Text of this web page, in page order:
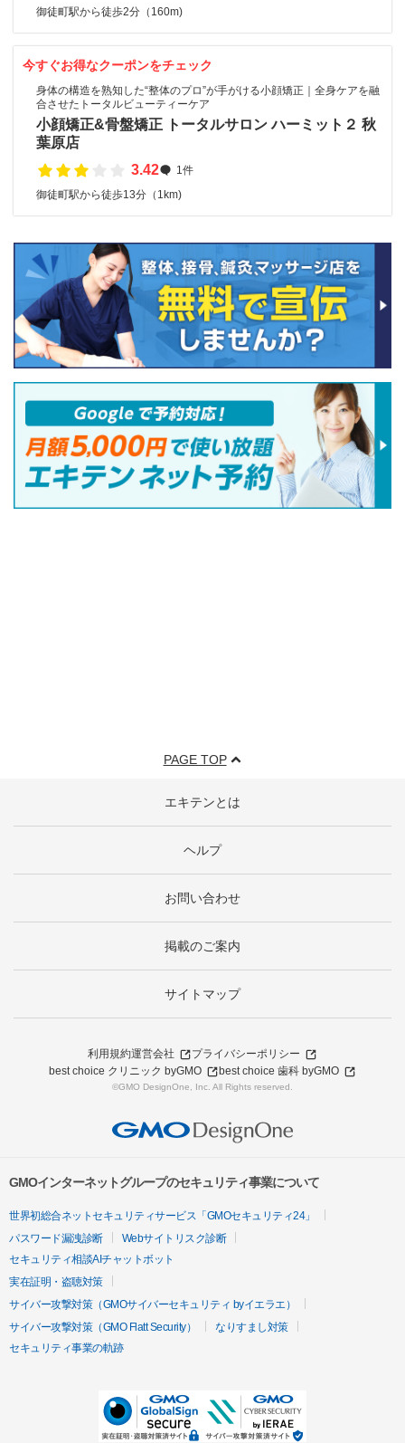
御徒町駅から徒歩2分（160m)
今すぐお得なクーポンをチェック
身体の構造を熟知した“整体のプロ”が手がける小顔矯正｜全身ケアを融
合させたトータルビューティーケア
小顔矯正&骨盤矯正 トータルサロン ハーミット２ 秋
葉原店
3.42
1件
御徒町駅から徒歩13分（1km)
PAGE TOP
エキテンとは
ヘルプ
お問い合わせ
掲載のご案内
サイトマップ
利用規約運営会社
プライバシーポリシー
best choice クリニック byGMO
best choice 歯科 byGMO
©GMO DesignOne, Inc. All Rights reserved.
GMOインターネットグループのセキュリティ事業について
世界初総合ネットセキュリティサービス「GMOセキュリティ24」
パスワード漏洩診断
Webサイトリスク診断
セキュリティ相談AIチャットボット
実在証明・盗聴対策
サイバー攻撃対策（GMOサイバーセキュリティ byイエラエ）
サイバー攻撃対策（GMO Flatt Security）
なりすまし対策
セキュリティ事業の軌跡